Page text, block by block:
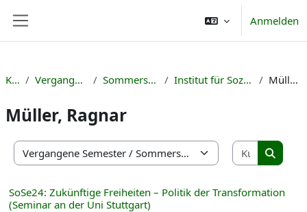
Anmelden
Kurse Vergangene Semester Sommersemester 2024 Institut für Sozialwissenschaften Müller, Ragnar
Müller, Ragnar
Kursbereiche
Kurse
Kurse
SoSe24: Zukünftige Freiheiten – Politik der Transformation
(Seminar an der Uni Stuttgart)